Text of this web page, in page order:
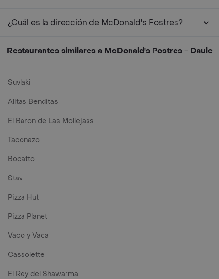
¿Cuál es la dirección de McDonald's Postres?
Restaurantes similares a McDonald's Postres - Daule
Suvlaki
Alitas Benditas
El Baron de Las Mollejass
Taconazo
Bocatto
Stav
Pizza Hut
Pizza Planet
Vaco y Vaca
Cassolette
El Rey del Shawarma